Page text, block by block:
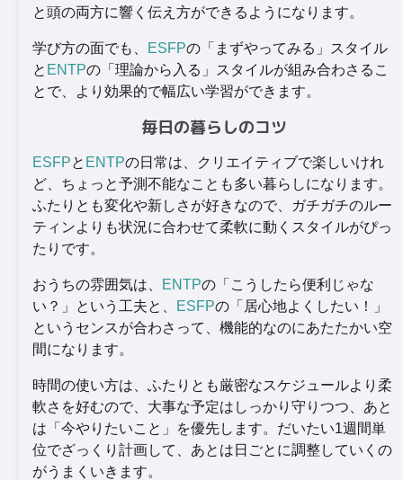
と頭の両方に響く伝え方ができるようになります。
学び方の面でも、 ESFPの「まずやってみる」スタイル
と ENTPの「理論から入る」スタイルが組み合わさるこ
とで、より効果的で幅広い学習ができます。
毎日の暮らしのコツ
ESFPと ENTPの日常は、クリエイティブで楽しいけれ
ど、ちょっと予測不能なことも多い暮らしになります。
ふたりとも変化や新しさが好きなので、ガチガチのルー
ティンよりも状況に合わせて柔軟に動くスタイルがぴっ
たりです。
おうちの雰囲気は、 ENTPの「こうしたら便利じゃな
い？」という工夫と、
ESFPの「居心地よくしたい！」
というセンスが合わさって、機能的なのにあたたかい空
間になります。
時間の使い方は、ふたりとも厳密なスケジュールより柔
軟さを好むので、大事な予定はしっかり守りつつ、あと
は「今やりたいこと」を優先します。だいたい1週間単
位でざっくり計画して、あとは日ごとに調整していくの
がうまくいきます。